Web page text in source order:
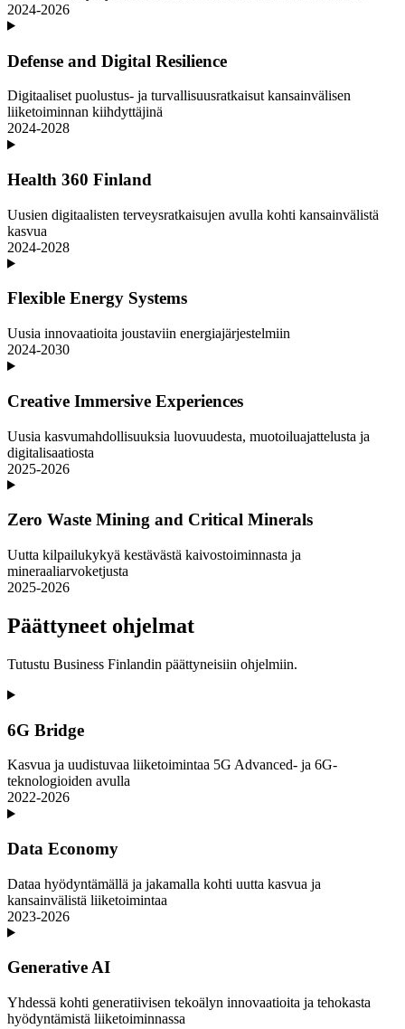
2024-2026
Defense and Digital Resilience
Digitaaliset puolustus- ja turvallisuusratkaisut kansainvälisen
liiketoiminnan kiihdyttäjinä
2024-2028
Health 360 Finland
Uusien digitaalisten terveysratkaisujen avulla kohti kansainvälistä
kasvua
2024-2028
Flexible Energy Systems
Uusia innovaatioita joustaviin energiajärjestelmiin
2024-2030
Creative Immersive Experiences
Uusia kasvumahdollisuuksia luovuudesta, muotoiluajattelusta ja
digitalisaatiosta
2025-2026
Zero Waste Mining and Critical Minerals
Uutta kilpailukykyä kestävästä kaivostoiminnasta ja
mineraaliarvoketjusta
2025-2026
Päättyneet ohjelmat
Tutustu Business Finlandin päättyneisiin ohjelmiin.
6G Bridge
Kasvua ja uudistuvaa liiketoimintaa 5G Advanced- ja 6G-
teknologioiden avulla
2022-2026
Data Economy
Dataa hyödyntämällä ja jakamalla kohti uutta kasvua ja
kansainvälistä liiketoimintaa
2023-2026
Generative AI
Yhdessä kohti generatiivisen tekoälyn innovaatioita ja tehokasta
hyödyntämistä liiketoiminnassa